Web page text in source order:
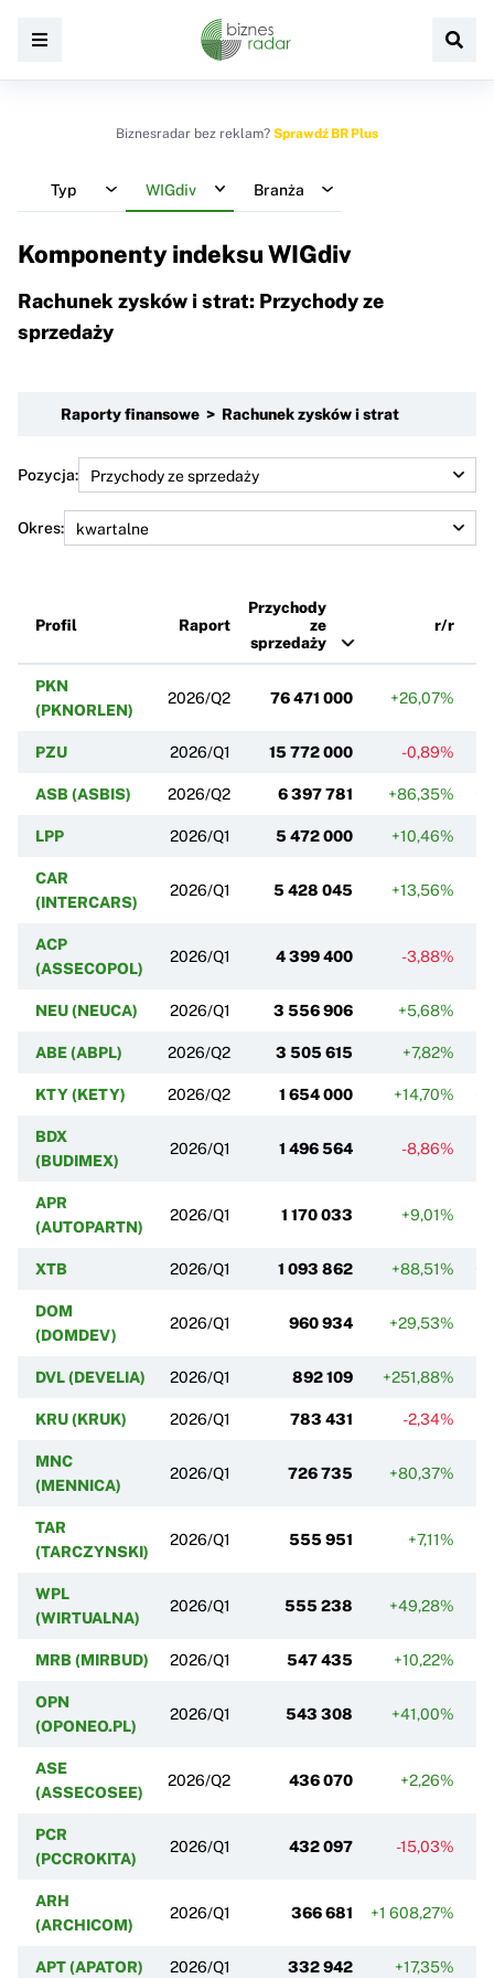
Biznesradar bez reklam? Sprawdź BR Plus
Typ WIGdiv Branża
Komponenty indeksuWIGdiv
Rachunek zysków i strat: Przychody ze
sprzedaży
Raporty finansowe > Rachunek zysków i strat
Pozycja:
Okres:
Profil Raport
Przychody
ze
sprzedaży
r/r
PKN
(PKNORLEN)
2026/Q2 76 471 000 +26,07%
PZU 2026/Q1 15 772 000 -0,89%
ASB (ASBIS) 2026/Q2 6 397 781 +86,35%
LPP 2026/Q1 5 472 000 +10,46%
CAR
(INTERCARS)
2026/Q1 5 428 045 +13,56%
ACP
(ASSECOPOL)
2026/Q1 4 399 400 -3,88%
NEU (NEUCA) 2026/Q1 3 556 906 +5,68%
ABE (ABPL) 2026/Q2 3 505 615 +7,82%
KTY (KETY) 2026/Q2 1 654 000 +14,70%
BDX
(BUDIMEX)
2026/Q1 1 496 564 -8,86%
APR
(AUTOPARTN)
2026/Q1 1 170 033 +9,01%
XTB 2026/Q1 1 093 862 +88,51%
DOM
(DOMDEV)
2026/Q1 960 934 +29,53%
DVL (DEVELIA) 2026/Q1 892 109 +251,88%
KRU (KRUK) 2026/Q1 783 431 -2,34%
MNC
(MENNICA)
2026/Q1 726 735 +80,37%
TAR
(TARCZYNSKI)
2026/Q1 555 951 +7,11%
WPL
(WIRTUALNA)
2026/Q1 555 238 +49,28%
MRB (MIRBUD) 2026/Q1 547 435 +10,22%
OPN
(OPONEO.PL)
2026/Q1 543 308 +41,00%
ASE
(ASSECOSEE)
2026/Q2 436 070 +2,26%
PCR
(PCCROKITA)
2026/Q1 432 097 -15,03%
ARH
(ARCHICOM)
2026/Q1 366 681 +1 608,27%
APT (APATOR) 2026/Q1 332 942 +17,35%